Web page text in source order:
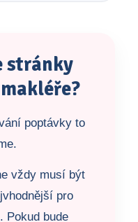
stránky
poptávky to
vždy musí být
pro
Pokud bude